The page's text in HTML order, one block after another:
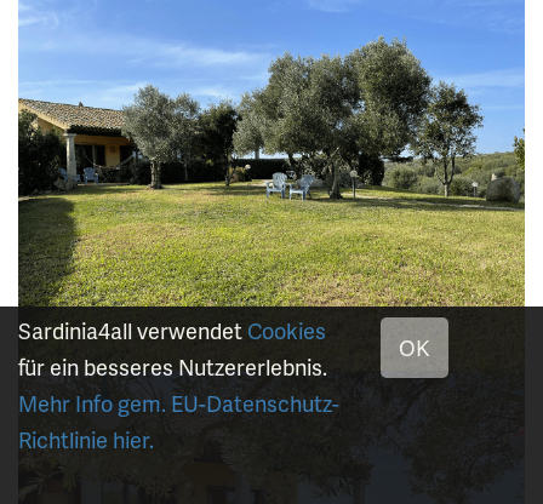
Sardinia4all verwendet Cookies
für ein besseres Nutzererlebnis.
Mehr Info gem. EU-Datenschutz-
Richtlinie hier.
OK